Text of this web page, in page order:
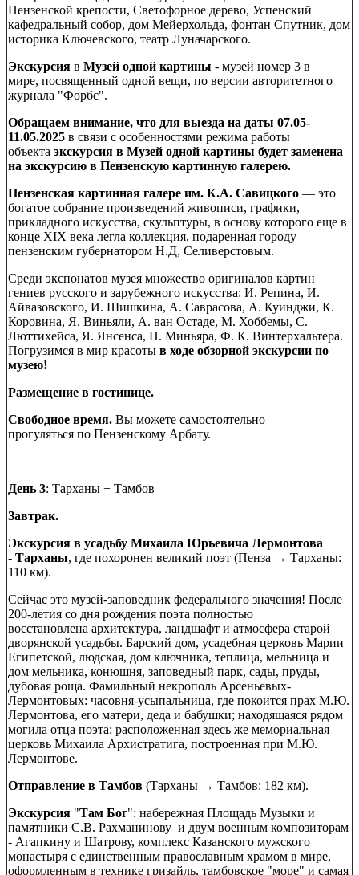
Пензенской крепости, Светофорное дерево, Успенский
кафедральный собор, дом Мейерхольда, фонтан Спутник, дом
историка Ключевского, театр Луначарского.
Экскурсия в Музей одной картины - музей номер 3 в
мире, посвященный одной вещи, по версии авторитетного
журнала "Форбс".
Обращаем внимание, что для выезда на даты 07.05-
11.05.2025 в связи с особенностями режима работы
объекта экскурсия в Музей одной картины будет заменена
на экскурсию в Пензенскую картинную галерею.
Пензенская картинная галере им. К.А. Савицкого — это
богатое собрание произведений живописи, графики,
прикладного искусства, скульптуры, в основу которого еще в
конце XIX века легла коллекция, подаренная городу
пензенским губернатором Н.Д, Селиверстовым.
Среди экспонатов музея множество оригиналов картин
гениев русского и зарубежного искусства: И. Репина, И.
Айвазовского, И. Шишкина, А. Саврасова, А. Куинджи, К.
Коровина, Я. Виньяли, А. ван Остаде, М. Хоббемы, С.
Люттихейса, Я. Янсенса, П. Миньяра, Ф. К. Винтерхальтера.
Погрузимся в мир красоты в ходе обзорной экскурсии по
музею!
Размещение в гостинице.
Свободное время. Вы можете самостоятельно
прогуляться по Пензенскому Арбату.
День 3: Тарханы + Тамбов
Завтрак.
Экскурсия в усадьбу Михаила Юрьевича Лермонтова
- Тарханы, где похоронен великий поэт (Пенза → Тарханы:
110 км).
Сейчас это музей-заповедник федерального значения! После
200-летия со дня рождения поэта полностью
восстановлена архитектура, ландшафт и атмосфера старой
дворянской усадьбы. Барский дом, усадебная церковь Марии
Египетской, людская, дом ключника, теплица, мельница и
дом мельника, конюшня, заповедный парк, сады, пруды,
дубовая роща. Фамильный некрополь Арсеньевых-
Лермонтовых: часовня-усыпальница, где покоится прах М.Ю.
Лермонтова, его матери, деда и бабушки; находящаяся рядом
могила отца поэта; расположенная здесь же мемориальная
церковь Михаила Архистратига, построенная при М.Ю.
Лермонтове.
Отправление в Тамбов (Тарханы → Тамбов: 182 км).
Экскурсия "Там Бог": набережная Площадь Музыки и
памятники С.В. Рахманинову и двум военным композиторам
- Агапкину и Шатрову, комплекс Казанского мужского
монастыря с единственным православным храмом в мире,
оформленным в технике гризайль, тамбовское "море" и самая